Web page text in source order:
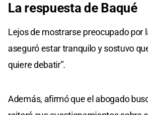
La respuesta de Baqué
Lejos de mostrarse preocupado por
aseguró estar tranquilo y sostuvo
quiere debatir”.
Además, afirmó que el abogado